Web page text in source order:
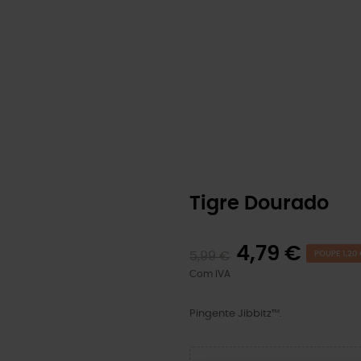
Tigre Dourado
4,79 € POUPE 1,20
Com IVA
Pingente Jibbitz™.